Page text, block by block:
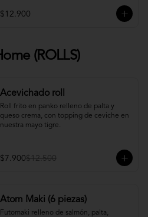
$12.900
(ROLLS)
Acevichado roll
Roll frito en panko relleno de palta y
queso crema, con topping de ceviche en
nuestra mayo tigre.
$7.900$12.500
Atom Maki (6 piezas)
Futomaki relleno de salmón, palta,